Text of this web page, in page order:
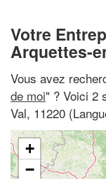
Votre
Arquettes-
Vous avez
de moi" ? Voici 2
Val, 11220
+
−